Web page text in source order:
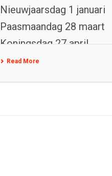
Nieuwjaarsdag 1 januari
Paasmaandag 28 maart
Koningsdag 27 april
Bevrijdingsdag 2015 5
Read More